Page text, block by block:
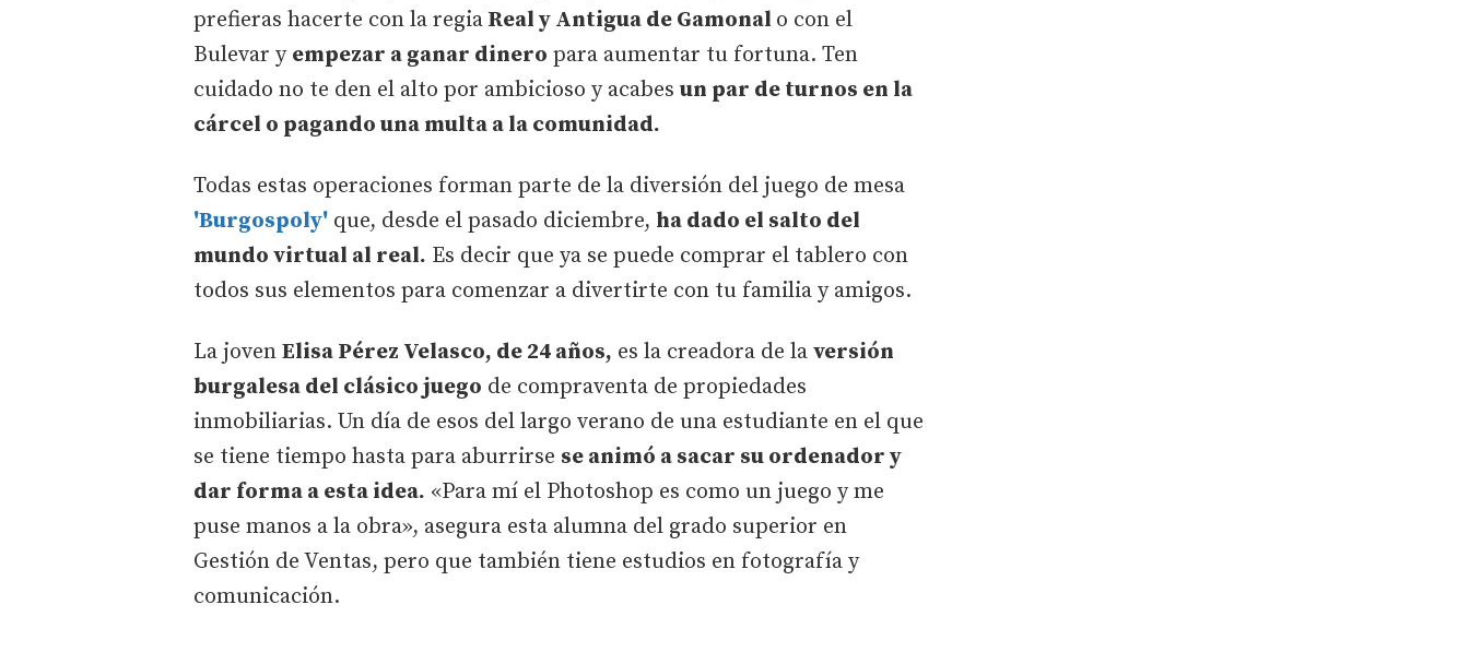
prefieras hacerte con la regia Real y Antigua de Gamonal o con el
Bulevar y empezar a ganar dinero para aumentar tu fortuna. Ten
cuidado no te den el alto por ambicioso y acabes un par de turnos en la
cárcel o pagando una multa a la comunidad.
Todas estas operaciones forman parte de la diversión del juego de mesa
'Burgospoly' que, desde el pasado diciembre, ha dado el salto del
mundo virtual al real. Es decir que ya se puede comprar el tablero con
todos sus elementos para comenzar a divertirte con tu familia y amigos.
La joven Elisa Pérez Velasco, de 24 años, es la creadora de la versión
burgalesa del clásico juego de compraventa de propiedades
inmobiliarias. Un día de esos del largo verano de una estudiante en el que
se tiene tiempo hasta para aburrirse se animó a sacar su ordenador y
dar forma a esta idea. «Para mí el Photoshop es como un juego y me
puse manos a la obra», asegura esta alumna del grado superior en
Gestión de Ventas, pero que también tiene estudios en fotografía y
comunicación.